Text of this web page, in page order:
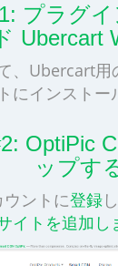
プラグ
ド Ubercart
、Ubercart
にインストー
OptiPic
ップす
ントに登録し
イトを追加し